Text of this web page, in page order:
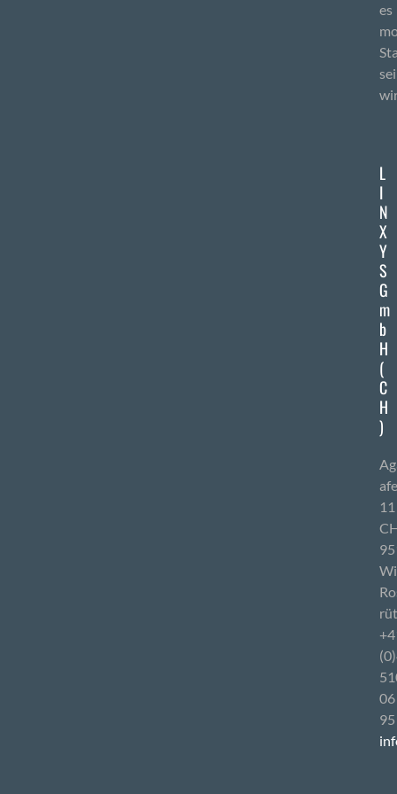
es
L
I
N
X
Y
S
G
m
b
H
(
C
H
)
11
06
95